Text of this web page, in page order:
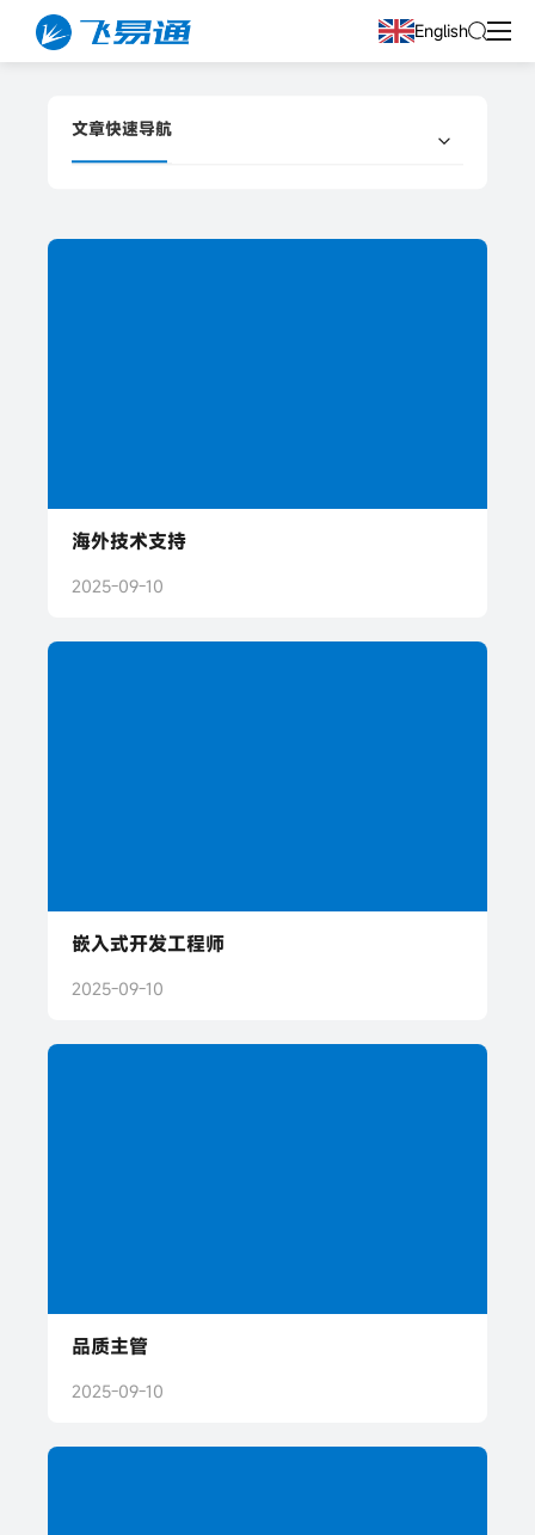
English
文章快速导航
海外技术支持
2025-09-10
嵌入式开发工程师
2025-09-10
品质主管
2025-09-10